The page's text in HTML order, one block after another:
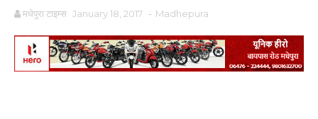
मधेपुरा टाइम्स January 18, 2017 - Madhepura